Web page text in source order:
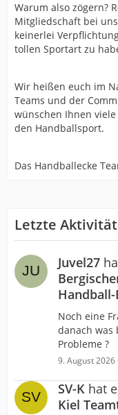
Warum also zögern?
Mitgliedschaft bei
keinerlei
tollen Sportart zu
Wir heißen euch im
Teams und der
wünschen Ihnen
den Handballsport.
Das Handballecke
Letzte
Juvel27
Noch eine
danach was
Probleme ?
9. August 2026
SV-K hat
Kiel